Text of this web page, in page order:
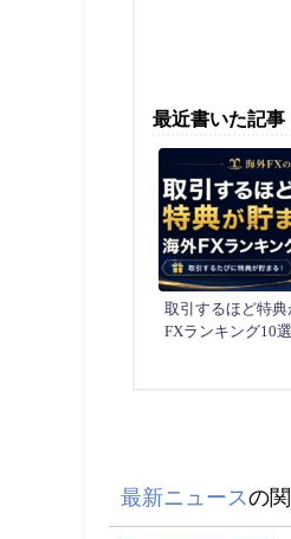
最近書いた記事
取引するほど特
FXランキング10選
最新ニュースの